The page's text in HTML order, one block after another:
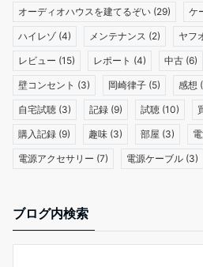
オーディオハウスを建てるぞい (29) ケ
ハイレゾ (4) メンテナンス (2) ヤフ
レビュー (15) レポート (4) 中古 (6)
壁コンセント (3) 岡崎律子 (5) 感想
自宅試聴 (3) 記録 (9) 試聴 (10)
購入記録 (9) 趣味 (3) 部屋 (3)
電源アクセサリー (7) 電源ケーブル (3)
ブログ内検索